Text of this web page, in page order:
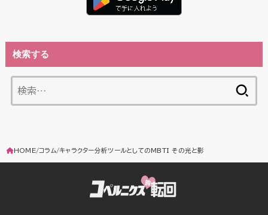
検索する
HOME コラム キャラクター分析ツールとしてのMBTI その光と影